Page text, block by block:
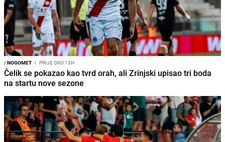
/NOGOMET I PRIJE OKO 13H
Čelik se pokazao kao tvrd orah, ali Zrinjski upisao tri boda
na startu nove sezone